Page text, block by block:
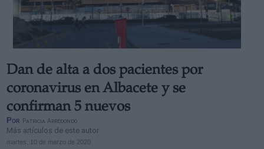
Dan de alta a dos pacientes por
coronavirus en Albacete y se
confirman 5 nuevos
Por Patricia Arredondo
Más artículos de este autor
martes, 10 de marzo de 2020